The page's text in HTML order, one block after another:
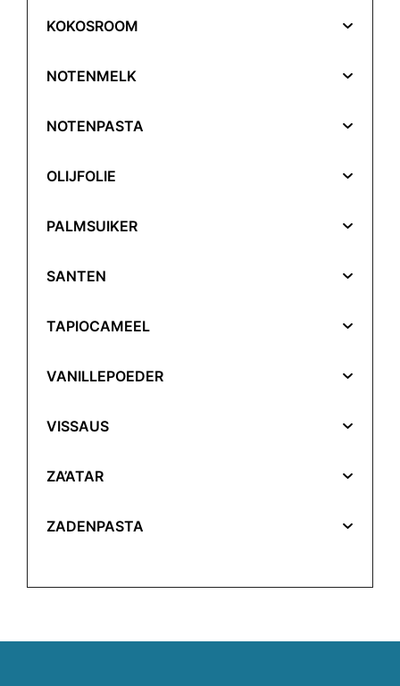
KOKOSROOM
NOTENMELK
NOTENPASTA
OLIJFOLIE
PALMSUIKER
SANTEN
TAPIOCAMEEL
VANILLEPOEDER
VISSAUS
ZA’ATAR
ZADENPASTA